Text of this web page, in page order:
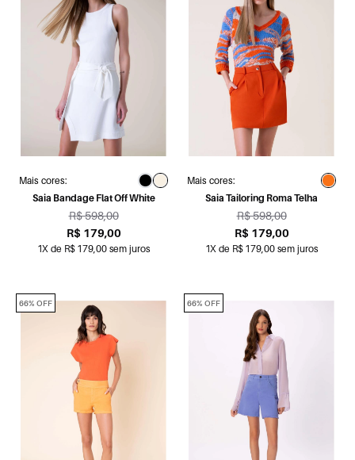
Mais cores:
Saia Bandage Flat Off White
R$ 598,00
R$ 179,00
1X de R$ 179,00 sem juros
Mais cores:
Saia Tailoring Roma Telha
R$ 598,00
R$ 179,00
1X de R$ 179,00 sem juros
66% OFF 66% OFF